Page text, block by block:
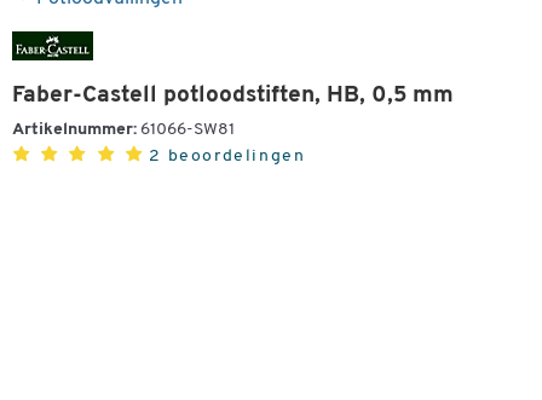
Faber-Castell potloodstiften, HB, 0,5 mm
Artikelnummer: 61066-SW81
2 beoordelingen